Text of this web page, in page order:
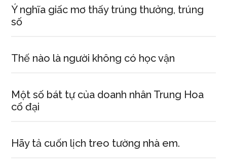
Ý nghĩa giấc mơ thấy trúng thưởng, trúng
số
Thế nào là người không có học vận
Một số bát tự của doanh nhân Trung Hoa
cổ đại
Hãy tả cuốn lịch treo tường nhà em.